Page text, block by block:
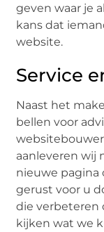
geven waar je
kans dat
website.
Service
Naast het
bellen voor
aanleveren wij
nieuwe pagina
gerust voor u
die verbeteren
kijken wat we